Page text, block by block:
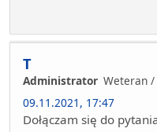
T
Administrator Weteran /
09.11.2021, 17:47
Dołączam się do